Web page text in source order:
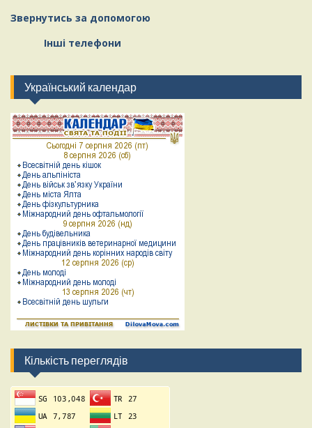
Звернутись за допомогою
Інші телефони
Український календар
Кількість переглядів